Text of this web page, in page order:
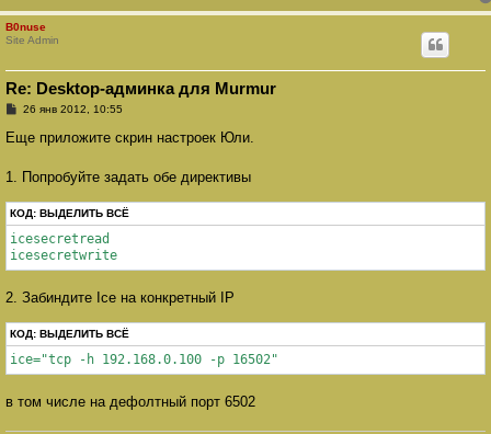
е
B0nuse
Site Admin
Re: Desktop-админка для Murmur
С
о
е
и
е
26 янв 2012, 10:55
Еще приложите скрин настроек Юли.
1. Попробуйте задать обе директивы
КОД: ВЫДЕЛИТЬ ВСЁ
icesecretread
icesecretwrite
2. Забиндите Ice на конкретный IP
КОД: ВЫДЕЛИТЬ ВСЁ
ice="tcp -h 192.168.0.100 -p 16502"
в том числе на дефолтный порт 6502